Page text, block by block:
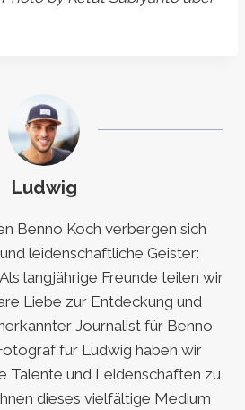
Ludwig
Benno Koch verbergen sich
leidenschaftliche Geister:
langjährige Freunde teilen wir
Liebe zur Entdeckung und
Journalist für Benno
für Ludwig haben wir
Talente und Leidenschaften zu
dieses vielfältige Medium